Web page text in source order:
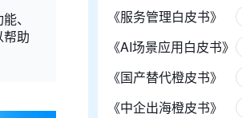
、
助
《服务管理白皮书》
《AI场景应用白皮书》
《国产替代橙皮书》
《中企出海橙皮书》